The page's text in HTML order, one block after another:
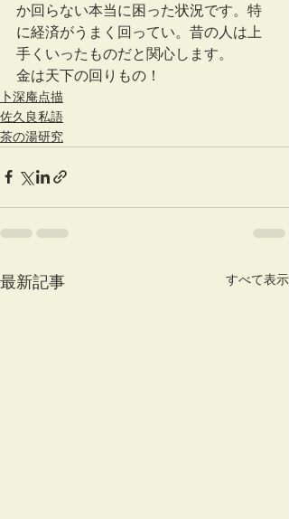
か回らない本当に困った状況です。特
に経済がうまく回ってい。昔の人は上
手くいったものだと関心します。
金は天下の回りもの！
卜深庵点描
佐久良私語
茶の湯研究
最新記事 すべて表示